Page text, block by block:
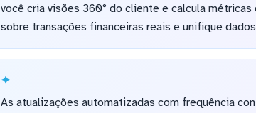
você cria visões 360° do cliente e calcula
sobre transações financeiras reais e unifique
As atualizações automatizadas com frequência